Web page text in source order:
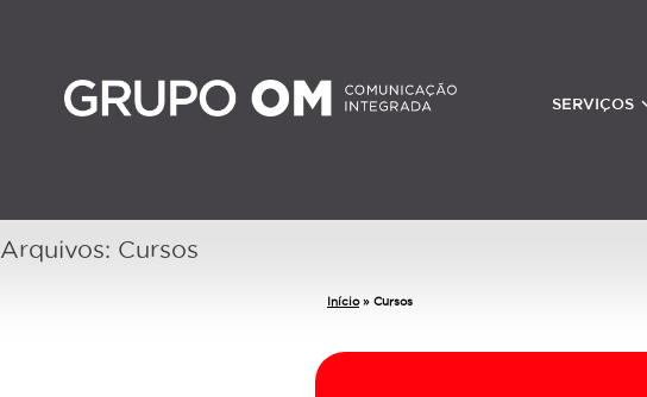
SERVIÇOS
Arquivos: Cursos
Início» Cursos